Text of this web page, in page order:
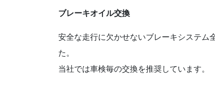
ブレーキオイル交換
安全な走行に欠かせないブレーキシステム
た。
当社では車検毎の交換を推奨しています。